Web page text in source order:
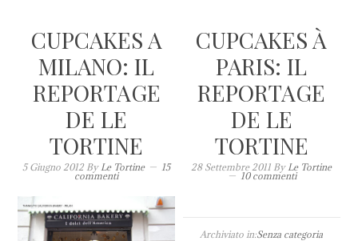
CUPCAKES A
MILANO: IL
REPORTAGE
DE LE
TORTINE
5 Giugno 2012ByLe Tortine 15
commenti
CUPCAKES À
PARIS: IL
REPORTAGE
DE LE
TORTINE
28 Settembre 2011 ByLe Tortine
10 commenti
Archiviato in:Senza categoria